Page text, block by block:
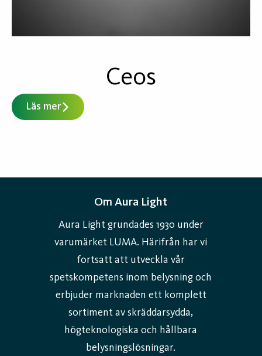
Ceos
Läs mer
Om Aura Light
Aura Light grundades 1930 under
varumärket LUMA. Härifrån har vi
fortsatt att utveckla vår
spetskompetens inom belysning och
erbjuder marknaden ett komplett
sortiment av skräddarsydda,
högteknologiska och hållbara
belysningslösningar.